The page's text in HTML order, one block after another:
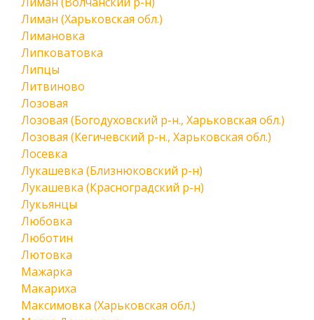
Лиман (Харьковская обл.)
Лимановка
Липковатовка
Липцы
Литвиново
Лозовая
Лозовая (Богодуховский р-н., Харьковская обл.)
Лозовая (Кегичевский р-н., Харьковская обл.)
Лосевка
Лукашевка (Близнюковский р-н)
Лукашевка (Красноградский р-н)
Лукьянцы
Любовка
Люботин
Лютовка
Мажарка
Макариха
Максимовка (Харьковская обл.)